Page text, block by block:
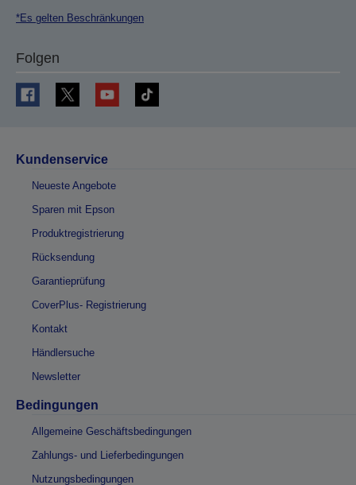
*Es gelten Beschränkungen
Folgen
Kundenservice
Neueste Angebote
Sparen mit Epson
Produktregistrierung
Rücksendung
Garantieprüfung
CoverPlus- Registrierung
Kontakt
Händlersuche
Newsletter
Bedingungen
Allgemeine Geschäftsbedingungen
Zahlungs- und Lieferbedingungen
Nutzungsbedingungen